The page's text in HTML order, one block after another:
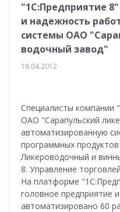
"1C:Предприятие
и надежность
системы ОАО
водочный завод"
18.04.2012
Специалисты компании
ОАО "Сарапульский
автоматизированную
программных
Ликероводочный и
8. Управление
На платформе
головное предприятие
автоматизировано 60